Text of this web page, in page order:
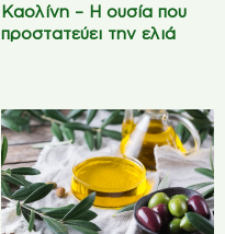
Καολίνη – Η ουσία που
προστατεύει την ελιά